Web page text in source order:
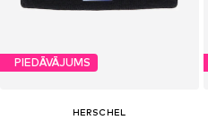
PIEDĀVĀJUMS
HERSCHEL